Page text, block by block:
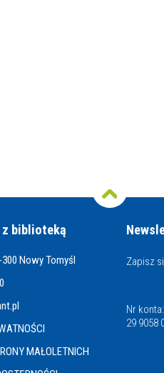
biblioteką
Nowy Tomyśl
MAŁOLETNICH
Zapisz
Nr
29 9058